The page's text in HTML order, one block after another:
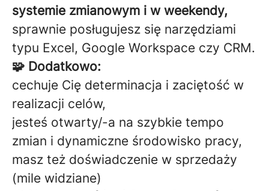
systemie zmianowym i w weekendy,
sprawnie posługujesz się narzędziami
typu Excel, Google Workspace czy CRM.
🧩 Dodatkowo:
cechuje Cię determinacja i zaciętość w
realizacji celów,
jesteś otwarty/-a na szybkie tempo
zmian i dynamiczne środowisko pracy,
masz też doświadczenie w sprzedaży
(mile widziane)